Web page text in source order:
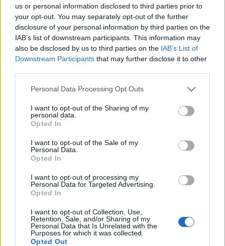
us or personal information disclosed to third parties prior to
your opt-out. You may separately opt-out of the further
disclosure of your personal information by third parties on the
IAB’s list of downstream participants. This information may
also be disclosed by us to third parties on the IAB’s List of
Downstream Participants that may further disclose it to other
Please note that this website/app uses one or more Google
not limited to your visit or usage behaviour. You may click to
grant or deny consent to Google and its third-party tags to
use your data for below specified purposes in below Google
consent section.
Personal Data Processing Opt Outs
I want to opt-out of the Sharing of my
personal data.
Opted In
I want to opt-out of the Sale of my
Personal Data.
Opted In
I want to opt-out of processing my
Personal Data for Targeted Advertising.
Opted In
I want to opt-out of Collection, Use,
Retention, Sale, and/or Sharing of my
Personal Data that Is Unrelated with the
Purposes for which it was collected.
Opted Out
LUOGHI DA VEDERE
Scoprire luoghi nascosti con app, mappe offline e
open data
LUOGHI DA VEDERE